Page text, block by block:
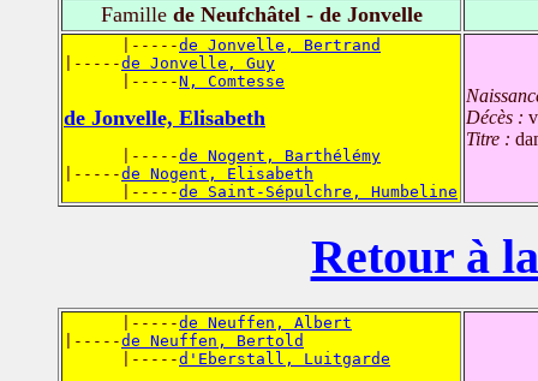
Famillede Neufchâtel - de Jonvelle
      |-----
de Jonvelle, Bertrand
|-----de Jonvelle, Guy
      |-----
N, Comtesse
de Jonvelle, Elisabeth
      |-----
de Nogent, Barthélémy
|-----de Nogent, Elisabeth
      |-----
de Saint-Sépulchre, Humbeline
Décès :
Titre :
Retour à
      |-----
de Neuffen, Albert
|-----de Neuffen, Bertold
      |-----
d'Eberstall, Luitgarde